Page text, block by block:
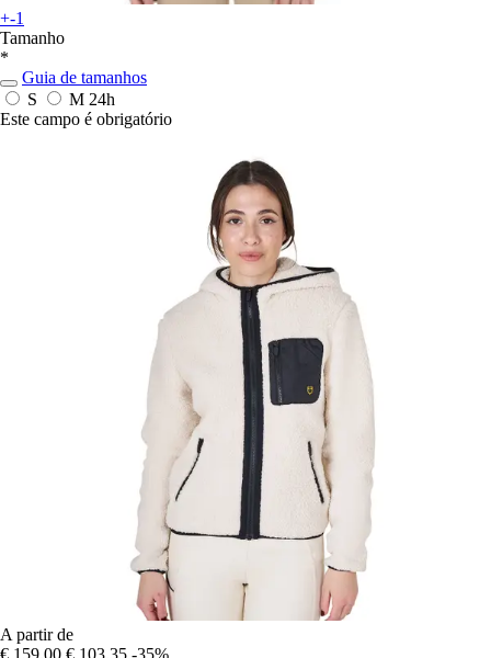
+-1
Tamanho
*
Guia de tamanhos
S
M 24h
Este campo é obrigatório
A partir de
€ 159,00 € 103,35 -35%